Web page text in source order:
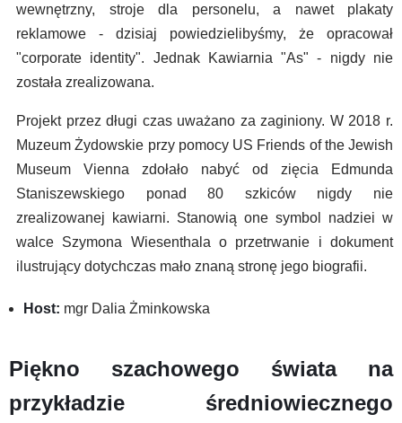
wewnętrzny, stroje dla personelu, a nawet plakaty
reklamowe - dzisiaj powiedzielibyśmy, że opracował
"corporate identity". Jednak Kawiarnia "As" - nigdy nie
została zrealizowana.
Projekt przez długi czas uważano za zaginiony. W 2018 r.
Muzeum Żydowskie przy pomocy US Friends of the Jewish
Museum Vienna zdołało nabyć od zięcia Edmunda
Staniszewskiego ponad 80 szkiców nigdy nie
zrealizowanej kawiarni. Stanowią one symbol nadziei w
walce Szymona Wiesenthala o przetrwanie i dokument
ilustrujący dotychczas mało znaną stronę jego biografii.
Host: mgr Dalia Żminkowska
Piękno szachowego świata na
przykładzie średniowiecznego